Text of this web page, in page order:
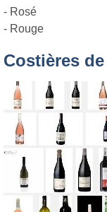
- Rosé
- Rouge
Costières